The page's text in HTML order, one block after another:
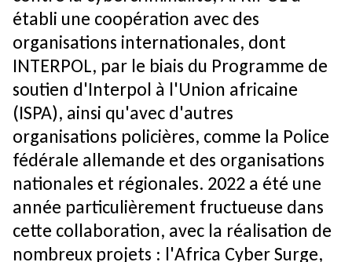
établi une coopération avec des
organisations internationales, dont
INTERPOL, par le biais du Programme de
soutien d'Interpol à l'Union africaine
(ISPA), ainsi qu'avec d'autres
organisations policières, comme la Police
fédérale allemande et des organisations
nationales et régionales. 2022 a été une
année particulièrement fructueuse dans
cette collaboration, avec la réalisation de
nombreux projets : l'Africa Cyber ​​Surge,